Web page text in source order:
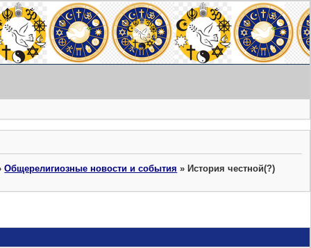
Общерелигиозные новости и события »История честной(?)